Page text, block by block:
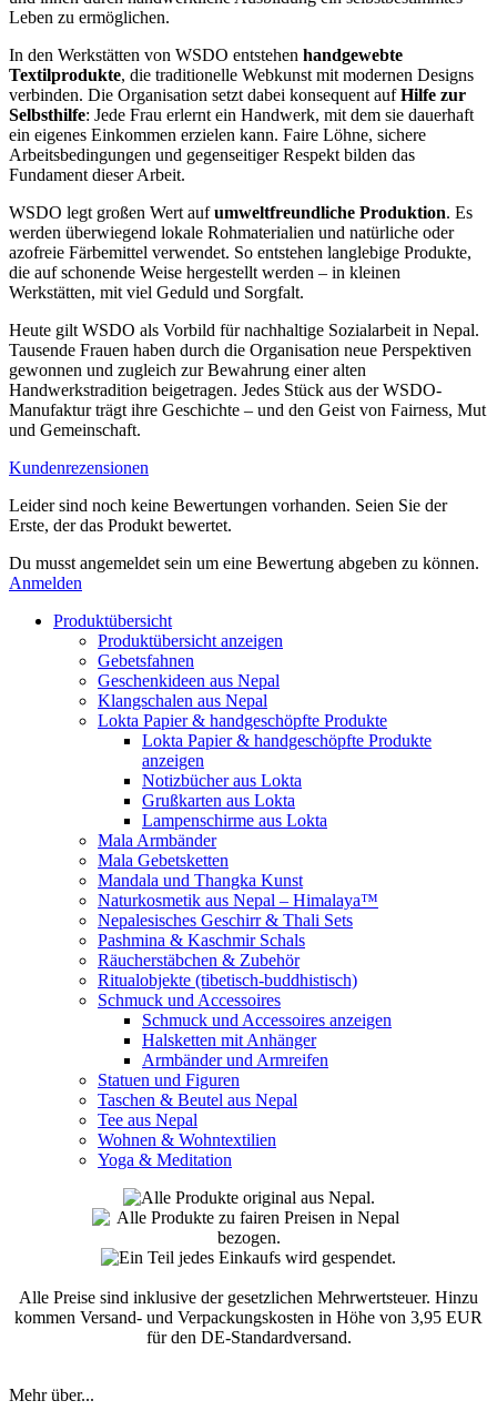
Leben zu ermöglichen.
In den Werkstätten von WSDO entstehen handgewebte
Textilprodukte, die traditionelle Webkunst mit modernen Designs
verbinden. Die Organisation setzt dabei konsequent aufHilfe zur
Selbsthilfe: Jede Frau erlernt ein Handwerk, mit dem sie dauerhaft
ein eigenes Einkommen erzielen kann. Faire Löhne, sichere
Arbeitsbedingungen und gegenseitiger Respekt bilden das
Fundament dieser Arbeit.
WSDO legt großen Wert aufumweltfreundliche Produktion. Es
werden überwiegend lokale Rohmaterialien und natürliche oder
azofreie Färbemittel verwendet. So entstehen langlebige Produkte,
die auf schonende Weise hergestellt werden – in kleinen
Werkstätten, mit viel Geduld und Sorgfalt.
Heute gilt WSDO als Vorbild für nachhaltige Sozialarbeit in Nepal.
Tausende Frauen haben durch die Organisation neue Perspektiven
gewonnen und zugleich zur Bewahrung einer alten
Handwerkstradition beigetragen. Jedes Stück aus der WSDO-
Manufaktur trägt ihre Geschichte – und den Geist von Fairness, Mut
und Gemeinschaft.
Kundenrezensionen
Leider sind noch keine Bewertungen vorhanden. Seien Sie der
Erste, der das Produkt bewertet.
Du musst angemeldet sein um eine Bewertung abgeben zu können.
Anmelden
Produktübersicht
Produktübersicht anzeigen
Gebetsfahnen
Geschenkideen aus Nepal
Klangschalen aus Nepal
Lokta Papier & handgeschöpfte Produkte
Lokta Papier & handgeschöpfte Produkte
anzeigen
Notizbücher aus Lokta
Grußkarten aus Lokta
Lampenschirme aus Lokta
Mala Armbänder
Mala Gebetsketten
Mandala und Thangka Kunst
Naturkosmetik aus Nepal – Himalaya™
Nepalesisches Geschirr & Thali Sets
Pashmina & Kaschmir Schals
Räucherstäbchen & Zubehör
Ritualobjekte (tibetisch-buddhistisch)
Schmuck und Accessoires
Schmuck und Accessoires anzeigen
Halsketten mit Anhänger
Armbänder und Armreifen
Statuen und Figuren
Taschen & Beutel aus Nepal
Tee aus Nepal
Wohnen & Wohntextilien
Yoga & Meditation
Alle Preise sind inklusive der gesetzlichen Mehrwertsteuer. Hinzu
kommen Versand- und Verpackungskosten in Höhe von 3,95 EUR
für den DE-Standardversand.
Mehr über...